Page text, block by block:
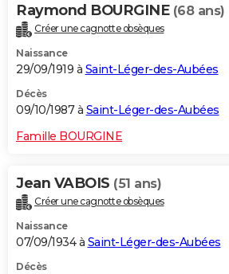
Raymond BOURGINE (68 ans)
Créer une cagnotte obsèques
Naissance
29/09/1919 à Saint-Léger-des-Aubées
Décès
09/10/1987 à Saint-Léger-des-Aubées
Famille BOURGINE
Jean VABOIS (51 ans)
Créer une cagnotte obsèques
Naissance
07/09/1934 à Saint-Léger-des-Aubées
Décès